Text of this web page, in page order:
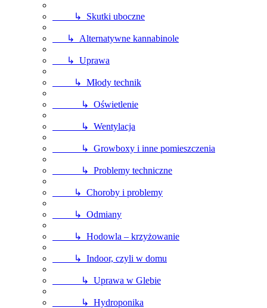
↳ Skutki uboczne
↳ Alternatywne kannabinole
↳ Uprawa
↳ Młody technik
↳ Oświetlenie
↳ Wentylacja
↳ Growboxy i inne pomieszczenia
↳ Problemy techniczne
↳ Choroby i problemy
↳ Odmiany
↳ Hodowla – krzyżowanie
↳ Indoor, czyli w domu
↳ Uprawa w Glebie
↳ Hydroponika